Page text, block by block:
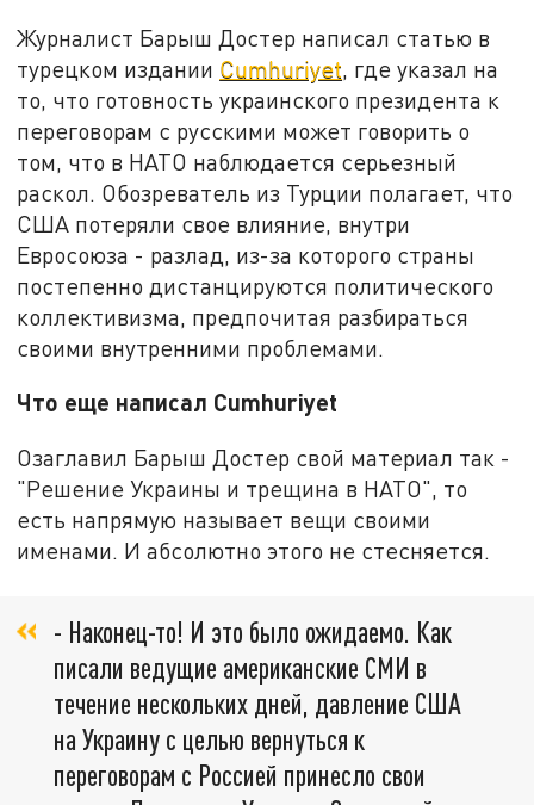
Журналист Барыш Достер написал статью в
турецком издании Cumhuriyet, где указал на
то, что готовность украинского президента к
переговорам с русскими может говорить о
том, что в НАТО наблюдается серьезный
раскол. Обозреватель из Турции полагает, что
США потеряли свое влияние, внутри
Евросоюза - разлад, из-за которого страны
постепенно дистанцируются политического
коллективизма, предпочитая разбираться
своими внутренними проблемами.
Что еще написал Cumhuriyet
Озаглавил Барыш Достер свой материал так -
"Решение Украины и трещина в НАТО", то
есть напрямую называет вещи своими
именами. И абсолютно этого не стесняется.
- Наконец-то! И это было ожидаемо. Как
писали ведущие американские СМИ в
течение нескольких дней, давление США
на Украину с целью вернуться к
переговорам с Россией принесло свои